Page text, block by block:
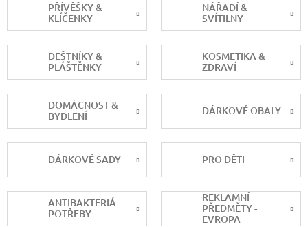
PŘÍVĚŠKY &
KLÍČENKY
NÁŘADÍ &
SVÍTILNY
DEŠTNÍKY &
PLÁŠTĚNKY
KOSMETIKA &
ZDRAVÍ
DOMÁCNOST &
BYDLENÍ
DÁRKOVÉ OBALY
DÁRKOVÉ SADY PRO DĚTI
ANTIBAKTERIÁLNÍ
POTŘEBY
REKLAMNÍ
PŘEDMĚTY -
EVROPA